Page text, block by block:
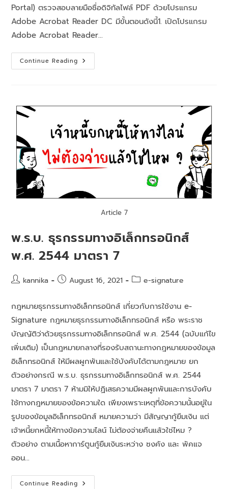
Portal) ตรวจสอบลายมือชื่อดิจิทัลไฟล์ PDF ด้วยโปรแกรม
Adobe Acrobat Reader DC มีขั้นตอนดังนี้1. เปิดโปรแกรม
Adobe Acrobat Reader…
Continue Reading
Article 7
พ.ร.บ. ธุรกรรมทางอิเล็กทรอนิกส์
พ.ศ. 2544 มาตรา 7
kannika August 16, 2021 e-signature
กฎหมายธุรกรรมทางอิเล็กทรอนิกส์ เกี่ยวกับการใช้งาน e-
Signature กฎหมายธุรกรรมทางอิเล็กทรอนิกส์ หรือ พระราช
บัญญัติว่าด้วยธุรกรรมทางอิเล็กทรอนิกส์ พ.ศ. 2544 (ฉบับแก้ไข
เพิ่มเติม) เป็นกฎหมายกลางที่รองรับสถานะทางกฎหมายของข้อมูล
อิเล็กทรอนิกส์ ให้มีผลผูกพันและใช้บังคับได้ตามกฎหมาย ยก
ตัวอย่างกรณี พ.ร.บ. ธุรกรรมทางอิเล็กทรอนิกส์ พ.ศ. 2544
มาตรา 7 มาตรา 7 ห้ามมิให้ปฏิเสธความมีผลผูกพันและการบังคับ
ใช้ทางกฎหมายของข้อความใด เพียงเพราะเหตุที่ข้อความนั้นอยู่ใน
รูปของข้อมูลอิเล็กทรอนิกส์ หมายความว่า มีสัญญากู้ยืมเงิน แต่
เจ้าหนี้ยกหนี้ให้ทางข้อความไลน์ ไม่ต้องจ่ายคืนแล้วใช่ไหม ?
ตัวอย่าง ตามเนื้อหาการ์ตูนกู้ยืมเงินระหว่าง ซงคัง และ พัคแจ
ออน…
Continue Reading